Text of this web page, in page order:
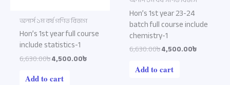
অনার্স ১ম বর্ষ গণিত বিভাগ
Hon’s 1st year full course
include statistics-1
6,630.00৳4,500.00৳
Add to cart
Hon’s 1st year 23-24
batch full course include
chemistry-1
6,630.00৳4,500.00৳
Add to cart